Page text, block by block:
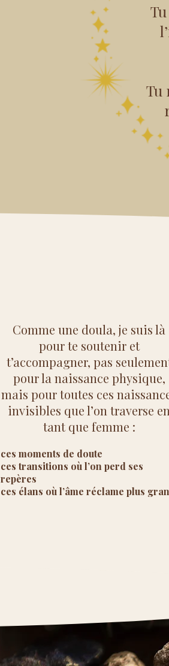
Tu
Comme une doula, je suis là
pour te soutenir et
t’accompagner, pas
pour la naissance physique,
mais pour toutes ces
invisibles que l’on traverse en
tant que femme :
ces moments de doute
ces transitions où l’on perd ses
repères
ces élans où l’âme réclame plus